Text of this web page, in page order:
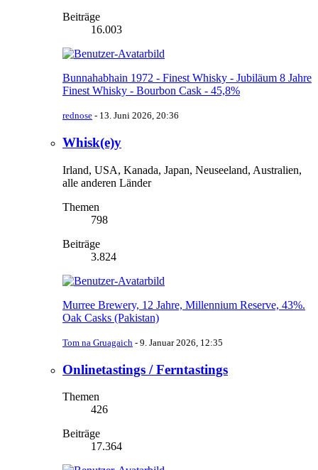
Beiträge
16.003
Bunnahabhain 1972 - Finest Whisky - Jubiläum 8 Jahre
Finest Whisky - Bourbon Cask - 45,8%
rednose - 13. Juni 2026, 20:36
Whisk(e)y
Irland, USA, Kanada, Japan, Neuseeland, Australien,
alle anderen Länder
Themen
798
Beiträge
3.824
Murree Brewery, 12 Jahre, Millennium Reserve, 43%.
Oak Casks (Pakistan)
Tom na Gruagaich - 9. Januar 2026, 12:35
Onlinetastings / Ferntastings
Themen
426
Beiträge
17.364